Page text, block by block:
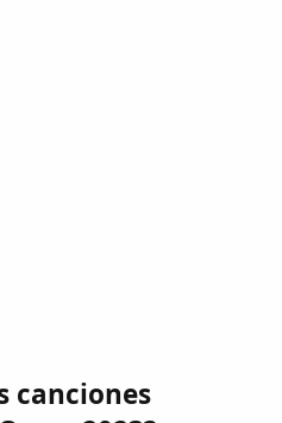
canciones